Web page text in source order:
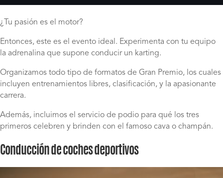
¿Tu pasión es el motor?
Entonces, este es el evento ideal. Experimenta con tu equipo
la adrenalina que supone conducir un karting.
Organizamos todo tipo de formatos de Gran Premio, los cuales
incluyen entrenamientos libres, clasificación, y la apasionante
carrera.
Además, incluimos el servicio de podio para qué los tres
primeros celebren y brinden con el famoso cava o champán.
Conducción de coches deportivos